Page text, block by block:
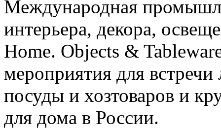
Международная
интерьера, декора,
Home. Objects &
мероприятия для
посуды и хозтоваров и
для дома в России.